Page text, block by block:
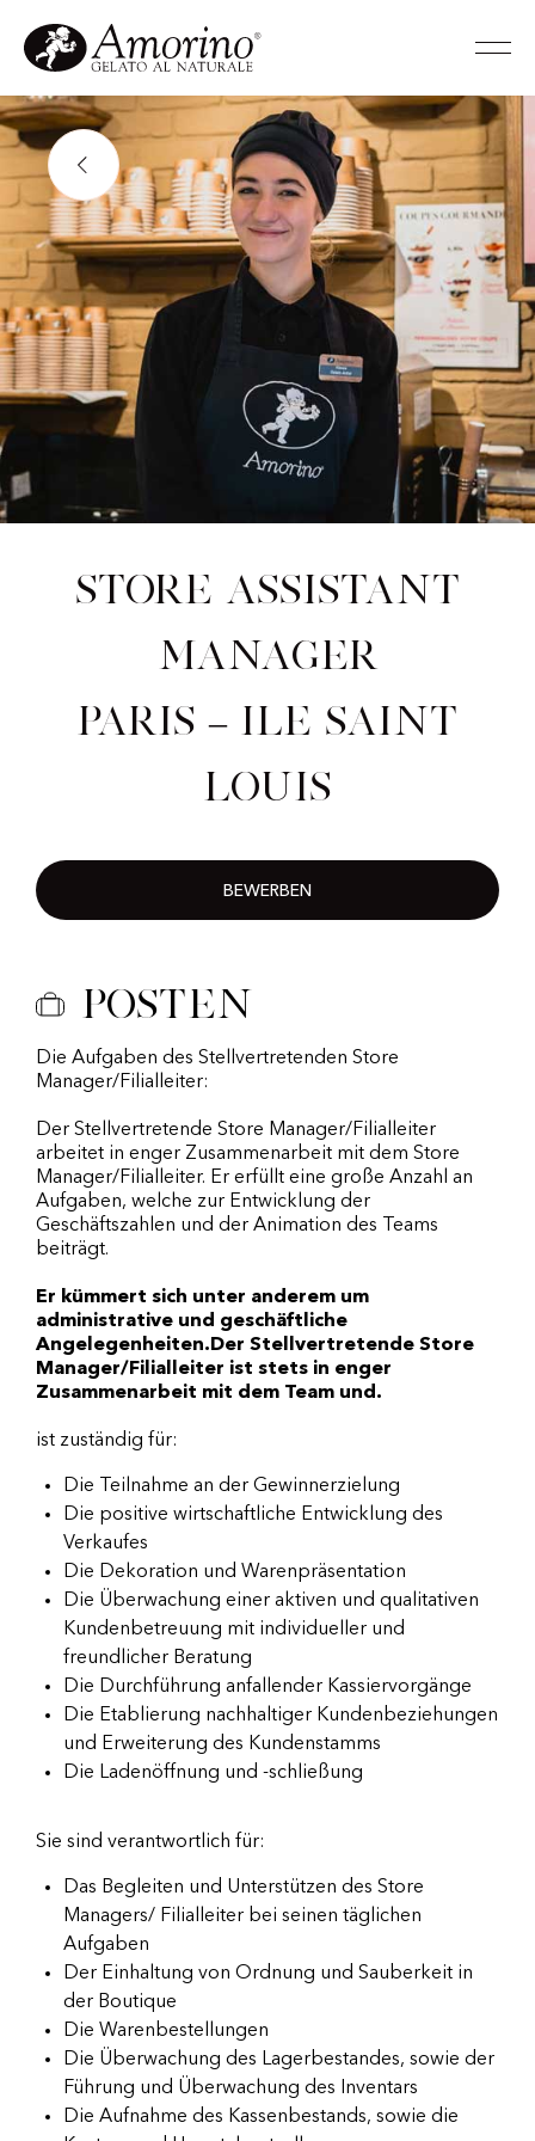
Store Assistant
Manager
Paris – Ile Saint
Louis
BEWERBEN
Posten
Die Aufgaben des Stellvertretenden Store
Manager/Filialleiter:
Der Stellvertretende Store Manager/Filialleiter
arbeitet in enger Zusammenarbeit mit dem Store
Manager/Filialleiter. Er erfüllt eine große Anzahl an
Aufgaben, welche zur Entwicklung der
Geschäftszahlen und der Animation des Teams
beiträgt.
Er kümmert sich unter anderem um
administrative und geschäftliche
Angelegenheiten.Der Stellvertretende Store
Manager/Filialleiter ist stets in enger
Zusammenarbeit mit dem Team und.
ist zuständig für:
Die Teilnahme an der Gewinnerzielung
Die positive wirtschaftliche Entwicklung des
Verkaufes
Die Dekoration und Warenpräsentation
Die Überwachung einer aktiven und qualitativen
Kundenbetreuung mit individueller und
freundlicher Beratung
Die Durchführung anfallender Kassiervorgänge
Die Etablierung nachhaltiger Kundenbeziehungen
und Erweiterung des Kundenstamms
Die Ladenöffnung und -schließung
Sie sind verantwortlich für:
Das Begleiten und Unterstützen des Store
Managers/ Filialleiter bei seinen täglichen
Aufgaben
Der Einhaltung von Ordnung und Sauberkeit in
der Boutique
Die Warenbestellungen
Die Überwachung des Lagerbestandes, sowie der
Führung und Überwachung des Inventars
Die Aufnahme des Kassenbestands, sowie die